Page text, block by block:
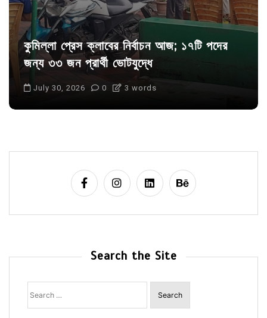
কুমিল্লা প্রেস ক্লাবের নির্বাচন আজ; ১৭টি পদের
জন্য ৩৩ জন প্রার্থী ভোটযুদ্ধে
July 30, 2026 0 3 words
Search the Site
Search
for: